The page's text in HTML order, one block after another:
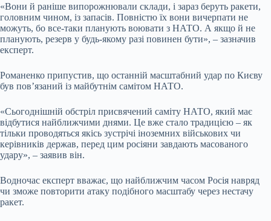
«Вони й раніше випорожнювали склади, і зараз беруть ракети,
головним чином, із запасів. Повністю їх вони вичерпати не
можуть, бо все-таки планують воювати з НАТО. А якщо й не
планують, резерв у будь-якому разі повинен бути», – зазначив
експерт.
Романенко припустив, що останній масштабний удар по Києву
був пов’язаний із майбутнім самітом НАТО.
«Сьогоднішній обстріл присвячений саміту НАТО, який має
відбутися найближчими днями. Це вже стало традицією – як
тільки проводяться якісь зустрічі іноземних військових чи
керівників держав, перед цим росіяни завдають масованого
удару», – заявив він.
Водночас експерт вважає, що найближчим часом Росія навряд
чи зможе повторити атаку подібного масштабу через нестачу
ракет.